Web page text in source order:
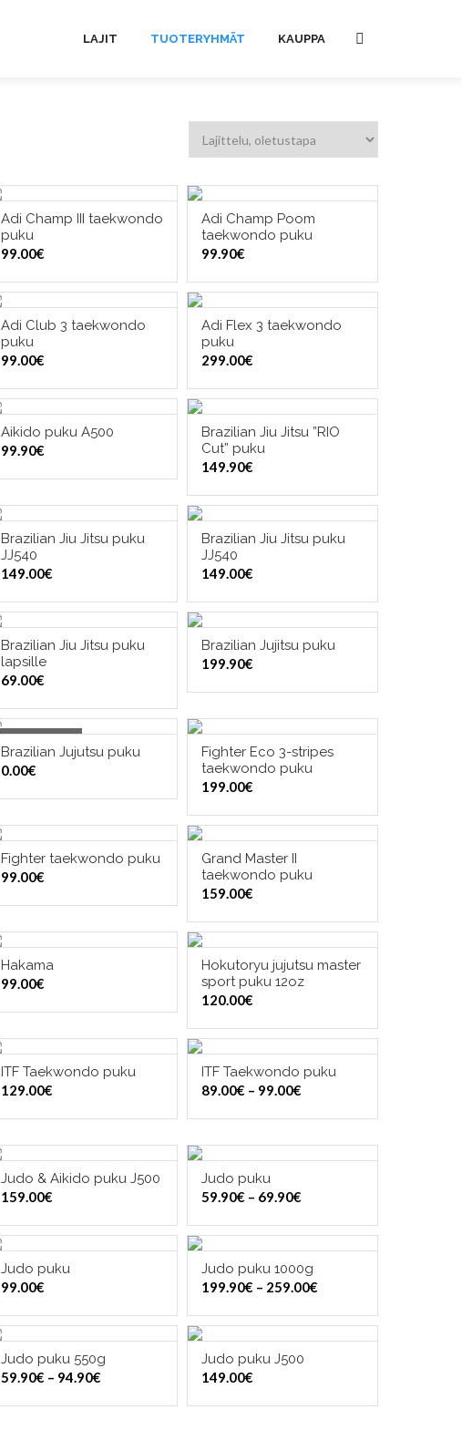
LAJIT TUOTERYHMÄT KAUPPA
VALITSE VAIHTOEHDOISTA
Adi Champ III taekwondo
puku
99.00€
VALITSE VAIHTOEHDOISTA
Adi Champ Poom
taekwondo puku
99.90€
VALITSE VAIHTOEHDOISTA
Adi Club 3 taekwondo
puku
99.00€
VALITSE VAIHTOEHDOISTA
Adi Flex 3 taekwondo
puku
299.00€
VALITSE VAIHTOEHDOISTA
Aikido puku A500
99.90€
VALITSE VAIHTOEHDOISTA
Brazilian Jiu Jitsu ”RIO
Cut” puku
149.90€
VALITSE VAIHTOEHDOISTA
Brazilian Jiu Jitsu puku
JJ540
149.00€
VALITSE VAIHTOEHDOISTA
Brazilian Jiu Jitsu puku
JJ540
149.00€
VALITSE VAIHTOEHDOISTA
Brazilian Jiu Jitsu puku
lapsille
69.00€
VALITSE VAIHTOEHDOISTA
Brazilian Jujitsu puku
199.90€
Out of Stock
OUT OF STOCK
Brazilian Jujutsu puku
0.00€
VALITSE VAIHTOEHDOISTA
Fighter Eco 3-stripes
taekwondo puku
199.00€
VALITSE VAIHTOEHDOISTA
Fighter taekwondo puku
99.00€
VALITSE VAIHTOEHDOISTA
Grand Master II
taekwondo puku
159.00€
VALITSE VAIHTOEHDOISTA
Hakama
99.00€
VALITSE VAIHTOEHDOISTA
Hokutoryu jujutsu master
sport puku 12oz
120.00€
VALITSE VAIHTOEHDOISTA
ITF Taekwondo puku
129.00€
VALITSE VAIHTOEHDOISTA
ITF Taekwondo puku
89.00€ – 99.00€
99.00€
VALITSE VAIHTOEHDOISTA
Judo & Aikido puku J500
159.00€
VALITSE VAIHTOEHDOISTA
Judo puku
59.90€ – 69.90€
-
69.90€
VALITSE VAIHTOEHDOISTA
Judo puku
99.00€
VALITSE VAIHTOEHDOISTA
Judo puku 1000g
199.90€ – 259.00€
-
259.00€
VALITSE VAIHTOEHDOISTA
Judo puku 550g
59.90€ – 94.90€
VALITSE VAIHTOEHDOISTA
Judo puku J500
149.00€